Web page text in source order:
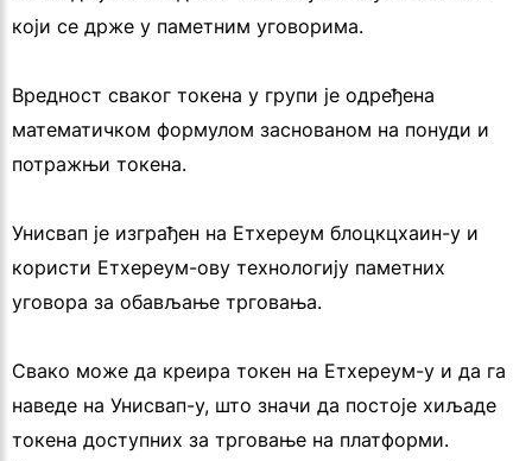
који се држе у паметним уговорима.
Вредност сваког токена у групи је одређена
математичком формулом заснованом на понуди и
потражњи токена.
Унисвап је изграђен на Етхереум блоцкцхаин-у и
користи Етхереум-ову технологију паметних
уговора за обављање трговања.
Свако може да креира токен на Етхереум-у и да га
наведе на Унисвап-у, што значи да постоје хиљаде
токена доступних за трговање на платформи.